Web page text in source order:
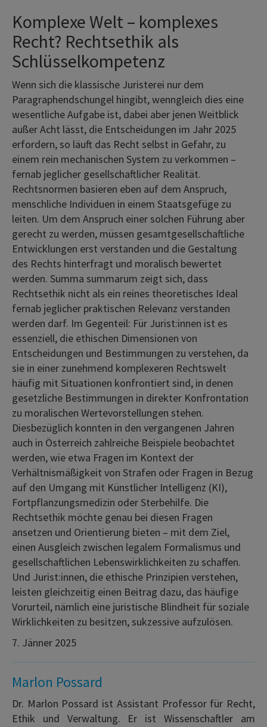
Komplexe Welt – komplexes
Recht? Rechtsethik als
Schlüsselkompetenz
Wenn sich die klassische Juristerei nur dem
Paragraphendschungel hingibt, wenngleich dies eine
wesentliche Aufgabe ist, dabei aber jenen Weitblick
außer Acht lässt, die Entscheidungen im Jahr 2025
erfordern, so läuft das Recht selbst in Gefahr, zu
einem rein mechanischen System zu verkommen –
fernab jeglicher gesellschaftlicher Realität.
Rechtsnormen basieren eben auf dem Anspruch,
menschliche Individuen in einem Staatsgefüge zu
leiten. Um dem Anspruch einer solchen Führung aber
gerecht zu werden, müssen gesamtgesellschaftliche
Entwicklungen erst verstanden und die Gestaltung
des Rechts hinterfragt und moralisch bewertet
werden. Summa summarum zeigt sich, dass
Rechtsethik nicht als ein reines theoretisches Ideal
fernab jeglicher praktischen Relevanz verstanden
werden darf. Im Gegenteil: Für Jurist:innen ist es
essenziell, die ethischen Dimensionen von
Entscheidungen und Bestimmungen zu verstehen, da
sie in einer zunehmend komplexeren Rechtswelt
häufig mit Situationen konfrontiert sind, in denen
gesetzliche Bestimmungen in direkter Konfrontation
zu moralischen Wertevorstellungen stehen.
Diesbezüglich konnten in den vergangenen Jahren
auch in Österreich zahlreiche Beispiele beobachtet
werden, wie etwa Fragen im Kontext der
Verhältnismäßigkeit von Strafen oder Fragen in Bezug
auf den Umgang mit Künstlicher Intelligenz (KI),
Fortpflanzungsmedizin oder Sterbehilfe. Die
Rechtsethik möchte genau bei diesen Fragen
ansetzen und Orientierung bieten – mit dem Ziel,
einen Ausgleich zwischen legalem Formalismus und
gesellschaftlichen Lebenswirklichkeiten zu schaffen.
Und Jurist:innen, die ethische Prinzipien verstehen,
leisten gleichzeitig einen Beitrag dazu, das häufige
Vorurteil, nämlich eine juristische Blindheit für soziale
Wirklichkeiten zu besitzen, sukzessive aufzulösen.
7. Jänner 2025
Marlon Possard
Dr. Marlon Possard ist Assistant Professor für Recht,
Ethik und Verwaltung. Er ist Wissenschaftler am